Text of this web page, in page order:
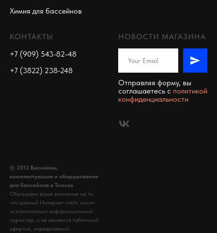
Химия для бассейнов
КОНТАКТЫ
+7 (909) 543-82-48
+7 (3822) 238-248
НОВОСТИ МАГАЗИНА
Отправляя форму, вы
соглашаетесь c политикой
конфиденциальности
© 2012 Бассейны,
комплектующие и оборудование
для бассейнов в Томске
Обращаем ваше внимание на то,
что данный Интернет-сайт, носит
исключительно информационный
характер, и не является публичной
офертой, определяемой